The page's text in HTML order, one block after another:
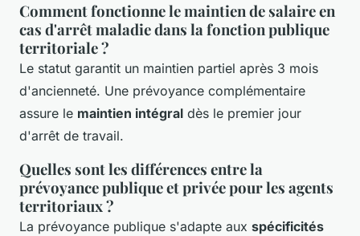
Comment fonctionne le maintien de salaire en
cas d'arrêt maladie dans la fonction publique
territoriale ?
Le statut garantit un maintien partiel après 3 mois
d'ancienneté. Une prévoyance complémentaire
assure le maintien intégral dès le premier jour
d'arrêt de travail.
Quelles sont les différences entre la
prévoyance publique et privée pour les agents
territoriaux ?
La prévoyance publique s'adapte aux spécificités